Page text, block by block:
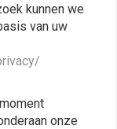
05-88 Shocks
€234,89
kunnen we
van uw
onze